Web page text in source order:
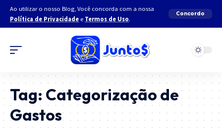
Ao utilizar o nosso Blog, Você concorda com a nossa
Política de Privacidade e Termos de Uso.
Concordo
Tag: Categorização de
Gastos